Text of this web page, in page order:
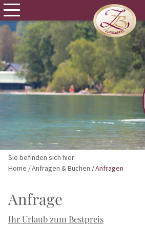
Sie befinden sich hier:
Home
Anfragen & Buchen Anfragen
Anfrage
Ihr Urlaub zum Bestpreis